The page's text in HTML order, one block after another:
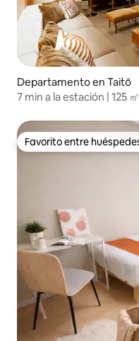
Departamento en Taitō
7 min a la estación | 125
Favorito entre
Favorito entre